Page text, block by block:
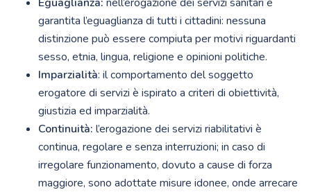
garantita l’eguaglianza di tutti i cittadini: nessuna
distinzione può essere compiuta per motivi riguardanti
sesso, etnia, lingua, religione e opinioni politiche.
Imparzialità: il comportamento del soggetto
erogatore di servizi è ispirato a criteri di obiettività,
giustizia ed imparzialità.
Continuità: l’erogazione dei servizi riabilitativi è
continua, regolare e senza interruzioni; in caso di
irregolare funzionamento, dovuto a cause di forza
maggiore, sono adottate misure idonee, onde arrecare